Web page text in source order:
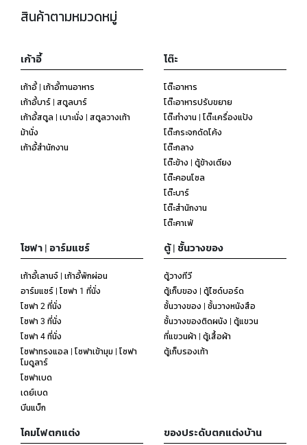
สินค้าตามหมวดหมู่
เก้าอี้
เก้าอี้ | เก้าอี้ทานอาหาร
เก้าอี้บาร์ | สตูลบาร์
เก้าอี้สตูล | เบาะนั่ง | สตูลวางเท้า
ม้านั่ง
เก้าอี้สำนักงาน
โต๊ะ
โต๊ะอาหาร
โต๊ะอาหารปรับขยาย
โต๊ะทำงาน | โต๊ะเครื่องแป้ง
โต๊ะกระจกดัดโค้ง
โต๊ะกลาง
โต๊ะข้าง | ตู้ข้างเตียง
โต๊ะคอนโซล
โต๊ะบาร์
โต๊ะสำนักงาน
โต๊ะคาเฟ่
โซฟา | อาร์มแชร์
เก้าอี้เลานจ์ | เก้าอี้พักผ่อน
อาร์มแชร์ | โซฟา 1 ที่นั่ง
โซฟา 2 ที่นั่ง
โซฟา 3 ที่นั่ง
โซฟา 4 ที่นั่ง
โซฟาทรงแอล | โซฟาเข้ามุม | โซฟา
โมดูลาร์
โซฟาเบด
เดย์เบด
บีนแบ็ก
ตู้ | ชั้นวางของ
ตู้วางทีวี
ตู้เก็บของ | ตู้ไซด์บอร์ด
ชั้นวางของ | ชั้นวางหนังสือ
ชั้นวางของติดผนัง | ตู้แขวน
ที่แขวนผ้า | ตู้เสื้อผ้า
ตู้เก็บรองเท้า
โคมไฟตกแต่ง ของประดับตกแต่งบ้าน